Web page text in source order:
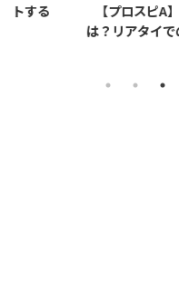
する
【プロスピA
は？リアタイで